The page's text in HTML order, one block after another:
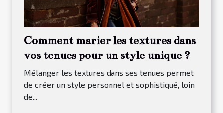
Comment marier les textures dans
vos tenues pour un style unique ?
Mélanger les textures dans ses tenues permet
de créer un style personnel et sophistiqué, loin
de...